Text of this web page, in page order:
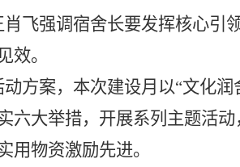
飞强调宿舍长要发挥核心引
效。
方案，本次建设月以“文化
六大举措，开展系列主题活
用物资激励先进。